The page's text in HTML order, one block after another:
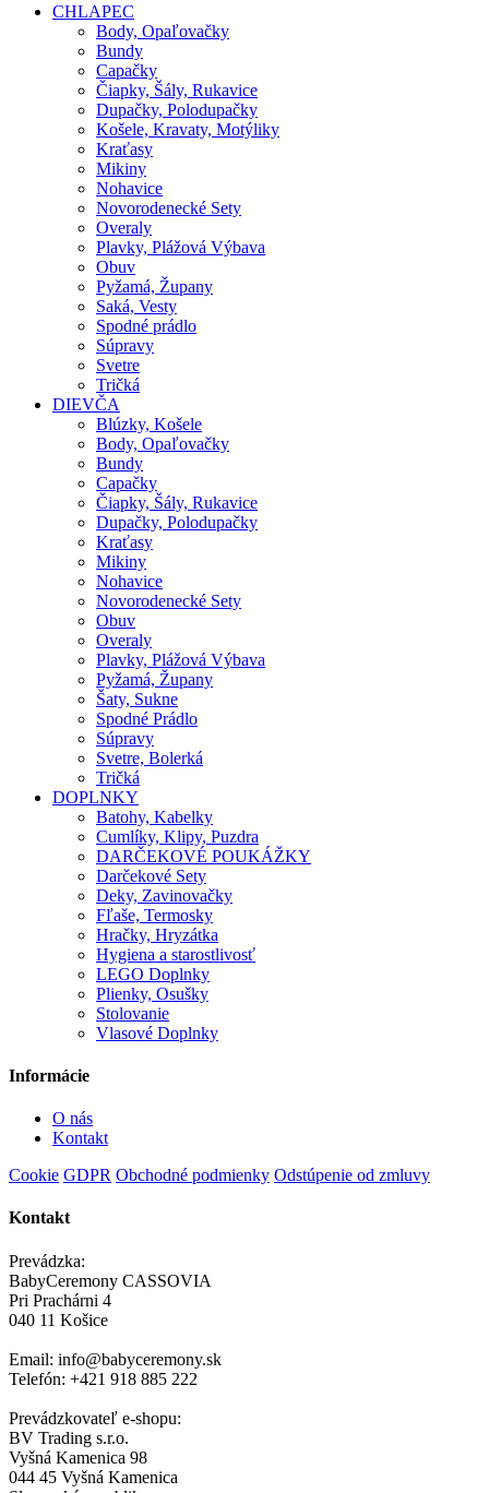
CHLAPEC
Body, Opaľovačky
Bundy
Capačky
Čiapky, Šály, Rukavice
Dupačky, Polodupačky
Košele, Kravaty, Motýliky
Kraťasy
Mikiny
Nohavice
Novorodenecké Sety
Overaly
Plavky, Plážová Výbava
Obuv
Pyžamá, Župany
Saká, Vesty
Spodné prádlo
Súpravy
Svetre
Tričká
DIEVČA
Blúzky, Košele
Body, Opaľovačky
Bundy
Capačky
Čiapky, Šály, Rukavice
Dupačky, Polodupačky
Kraťasy
Mikiny
Nohavice
Novorodenecké Sety
Obuv
Overaly
Plavky, Plážová Výbava
Pyžamá, Župany
Šaty, Sukne
Spodné Prádlo
Súpravy
Svetre, Bolerká
Tričká
DOPLNKY
Batohy, Kabelky
Cumlíky, Klipy, Puzdra
DARČEKOVÉ POUKÁŽKY
Darčekové Sety
Deky, Zavinovačky
Fľaše, Termosky
Hračky, Hryzátka
Hygiena a starostlivosť
LEGO Doplnky
Plienky, Osušky
Stolovanie
Vlasové Doplnky
Informácie
O nás
Kontakt
Cookie GDPR Obchodné podmienky Odstúpenie od zmluvy
Kontakt
Prevádzka:
BabyCeremony CASSOVIA
Pri Prachárni 4
040 11 Košice
Email: info@babyceremony.sk
Telefón: +421 918 885 222
Prevádzkovateľ e-shopu:
BV Trading s.r.o.
Vyšná Kamenica 98
044 45 Vyšná Kamenica